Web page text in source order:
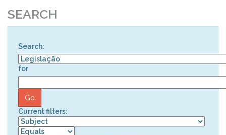
SEARCH
Search:
for
Current filters: